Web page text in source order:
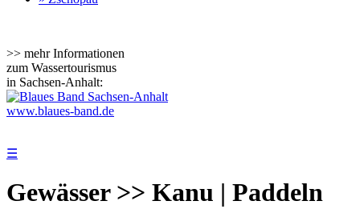
>> mehr Informationen
zum Wassertourismus
in Sachsen-Anhalt:
www.blaues-band.de
☰
Gewässer >> Kanu | Paddeln